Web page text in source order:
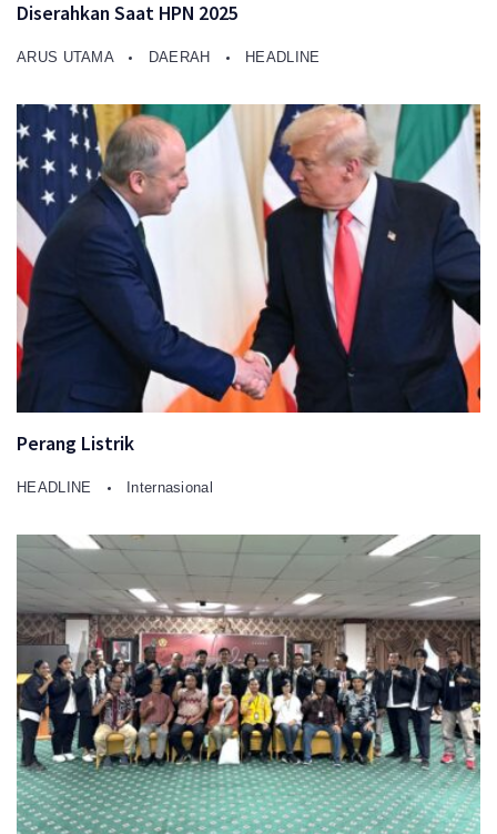
Diserahkan Saat HPN 2025
ARUS UTAMA DAERAH HEADLINE
Perang Listrik
HEADLINE Internasional